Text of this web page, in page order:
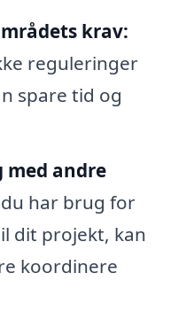
krav:
reguleringer
spare tid og
med andre
du har brug for
dit projekt, kan
koordinere